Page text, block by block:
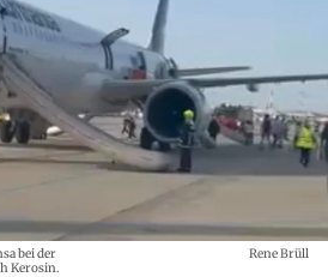
bei der
Kerosin.
Rene Brüll